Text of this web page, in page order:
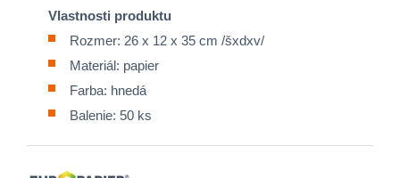
Vlastnosti produktu
Rozmer: 26 x 12 x 35 cm /šxdxv/
Materiál: papier
Farba: hnedá
Balenie: 50 ks